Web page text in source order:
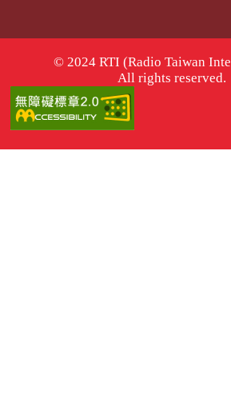
© 2024 RTI (Radio Taiwan
All rights reserved.